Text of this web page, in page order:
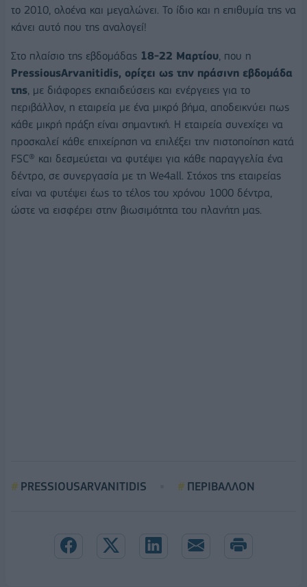
το 2010, ολοένα και μεγαλώνει. Το ίδιο και η επιθυμία της να
κάνει αυτό που της αναλογεί!
Στο πλαίσιο της εβδομάδας 18-22 Μαρτίου , που η
PressiousArvanitidis, ορίζει ως την πράσινη εβδομάδα
της , με διάφορες εκπαιδεύσεις και ενέργειες για το
περιβάλλον, η εταιρεία με ένα μικρό βήμα, αποδεικνύει πως
κάθε μικρή πράξη είναι σημαντική. Η εταιρεία συνεχίζει να
προσκαλεί κάθε επιχείρηση να επιλέξει την πιστοποίηση κατά
FSC® και δεσμεύεται να φυτέψει για κάθε παραγγελία ένα
δέντρο, σε συνεργασία με τη We4all. Στόχος της εταιρείας
είναι να φυτέψει έως το τέλος του χρόνου 1000 δέντρα,
ώστε να εισφέρει στην βιωσιμότητα του πλανήτη μας.
PRESSIOUSARVANITIDIS ΠΕΡΙΒΑΛΛΟΝ